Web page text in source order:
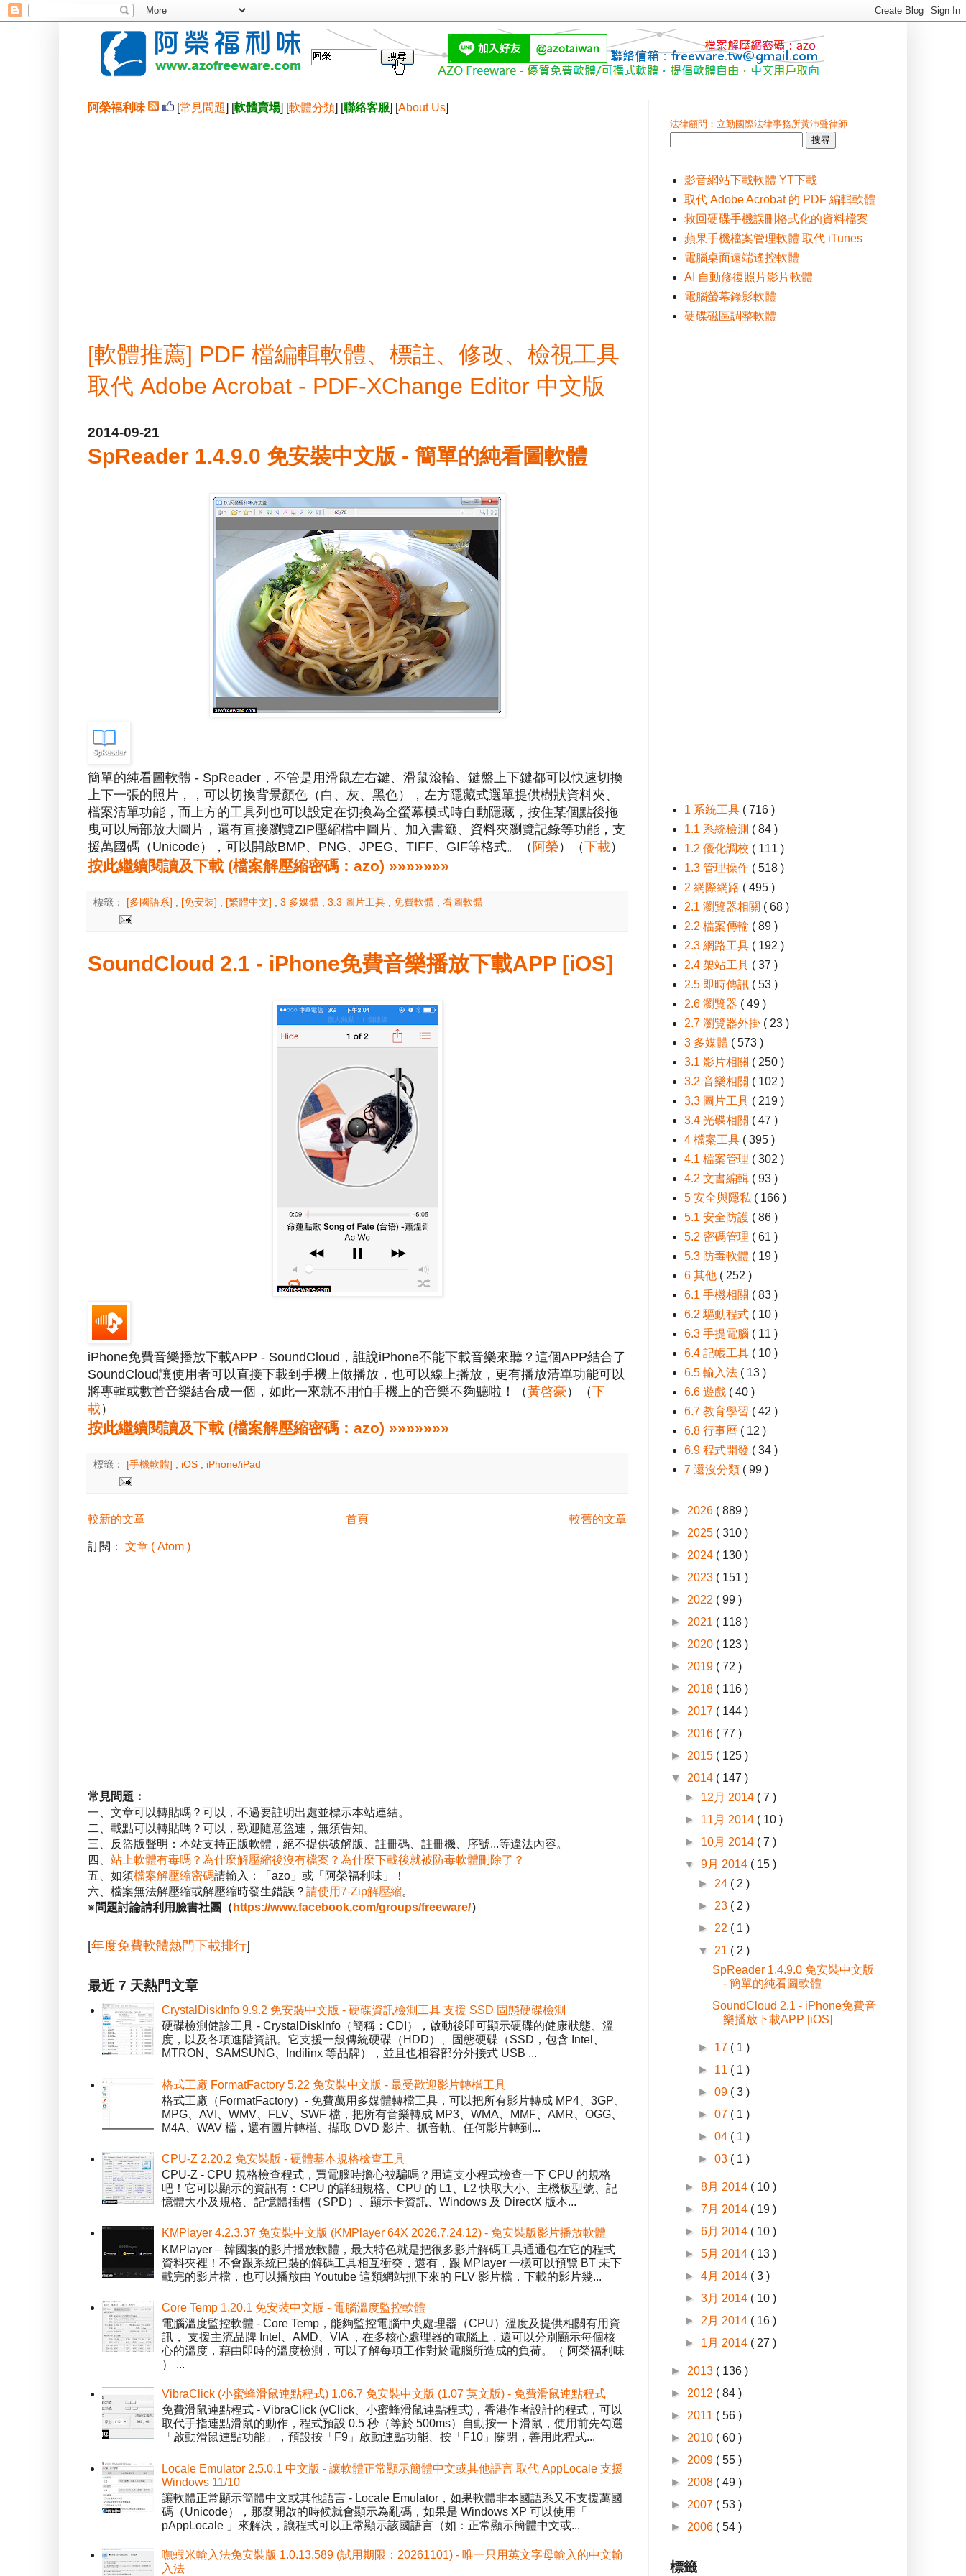
阿榮福利味 [常見問題] [軟體賣場] [軟體分類] [聯絡客服] [About Us]
[軟體推薦] PDF 檔編輯軟體、標註、修改、檢視工具
取代 Adobe Acrobat - PDF-XChange Editor 中文版
2014-09-21
SpReader 1.4.9.0 免安裝中文版 - 簡單的純看圖軟體
簡單的純看圖軟體 - SpReader，不管是用滑鼠左右鍵、滑鼠滾輪、鍵盤上下鍵都可以快速切換
上下一張的照片，，可以切換背景顏色（白、灰、黑色），左方隱藏式選單提供樹狀資料夾、
檔案清單功能，而上方的工具列也可以設定在切換為全螢幕模式時自動隱藏，按住某個點後拖
曳可以局部放大圖片，還有直接瀏覽ZIP壓縮檔中圖片、加入書籤、資料夾瀏覽記錄等功能，支
援萬國碼（Unicode），可以開啟BMP、PNG、JPEG、TIFF、GIF等格式。（ 阿榮 ）（下載）
按此繼續閱讀及下載 (檔案解壓縮密碼：azo) »»»»»»»
標籤： [多國語系] [免安裝] [繁體中文] 3 多媒體 3.3 圖片工具 免費軟體 看圖軟體
SoundCloud 2.1 - iPhone免費音樂播放下載APP [iOS]
iPhone免費音樂播放下載APP - SoundCloud，誰說iPhone不能下載音樂來聽？這個APP結合了
SoundCloud讓使用者可以直接下載到手機上做播放，也可以線上播放，更有播放清單功能可以
將專輯或數首音樂結合成一個，如此一來就不用怕手機上的音樂不夠聽啦！（黃啓豪 ）（下
載）
按此繼續閱讀及下載 (檔案解壓縮密碼：azo) »»»»»»»
標籤： [手機軟體] iOS iPhone/iPad
較新的文章 較舊的文章
首頁
訂閱： 文章 ( Atom )
常見問題：
一、文章可以轉貼嗎？可以，不過要註明出處並標示本站連結。
二、載點可以轉貼嗎？可以，歡迎隨意盜連，無須告知。
三、反盜版聲明：本站支持正版軟體，絕不提供破解版、註冊碼、註冊機、序號...等違法內容。
四、 站上軟體有毒嗎？為什麼解壓縮後沒有檔案？為什麼下載後就被防毒軟體刪除了？
五、如須檔案解壓縮密碼請輸入：「azo」或「阿榮福利味」！
六、檔案無法解壓縮或解壓縮時發生錯誤？ 請使用7-Zip解壓縮。
※問題討論請利用臉書社團（ https://www.facebook.com/groups/freeware/）
[年度免費軟體熱門下載排行]
最近 7 天熱門文章
CrystalDiskInfo 9.9.2 免安裝中文版 - 硬碟資訊檢測工具 支援 SSD 固態硬碟檢測
硬碟檢測健診工具 - CrystalDiskInfo（簡稱：CDI），啟動後即可顯示硬碟的健康狀態、溫
度，以及各項進階資訊。它支援一般傳統硬碟（HDD）、固態硬碟（SSD，包含 Intel、
MTRON、SAMSUNG、Indilinx 等品牌），並且也相容部分外接式 USB ...
格式工廠 FormatFactory 5.22 免安裝中文版 - 最受歡迎影片轉檔工具
格式工廠（FormatFactory）- 免費萬用多媒體轉檔工具，可以把所有影片轉成 MP4、3GP、
MPG、AVI、WMV、FLV、SWF 檔，把所有音樂轉成 MP3、WMA、MMF、AMR、OGG、
M4A、WAV 檔，還有圖片轉檔、擷取 DVD 影片、抓音軌、任何影片轉到...
CPU-Z 2.20.2 免安裝版 - 硬體基本規格檢查工具
CPU-Z - CPU 規格檢查程式，買電腦時擔心被騙嗎？用這支小程式檢查一下 CPU 的規格
吧！它可以顯示的資訊有：CPU 的詳細規格、CPU 的 L1、L2 快取大小、主機板型號、記
憶體大小及規格、記憶體插槽（SPD）、顯示卡資訊、Windows 及 DirectX 版本...
KMPlayer 4.2.3.37 免安裝中文版 (KMPlayer 64X 2026.7.24.12) - 免安裝版影片播放軟體
KMPlayer – 韓國製的影片播放軟體，最大特色就是把很多影片解碼工具通通包在它的程式
資料夾裡！不會跟系統已裝的解碼工具相互衝突，還有，跟 MPlayer 一樣可以預覽 BT 未下
載完的影片檔，也可以播放由 Youtube 這類網站抓下來的 FLV 影片檔，下載的影片幾...
Core Temp 1.20.1 免安裝中文版 - 電腦溫度監控軟體
電腦溫度監控軟體 - Core Temp，能夠監控電腦中央處理器（CPU）溫度及提供相關有用資
訊， 支援主流品牌 Intel、AMD、VIA ，在多核心處理器的電腦上，還可以分別顯示每個核
心的溫度，藉由即時的溫度檢測，可以了解每項工作對於電腦所造成的負荷。（ 阿榮福利味
） ...
VibraClick (小蜜蜂滑鼠連點程式) 1.06.7 免安裝中文版 (1.07 英文版) - 免費滑鼠連點程式
免費滑鼠連點程式 - VibraClick (vClick、小蜜蜂滑鼠連點程式)，香港作者設計的程式，可以
取代手指連點滑鼠的動作，程式預設 0.5 秒（等於 500ms）自動按一下滑鼠，使用前先勾選
「啟動滑鼠連點功能」，預設按「F9」啟動連點功能、按「F10」關閉，善用此程式...
Locale Emulator 2.5.0.1 中文版 - 讓軟體正常顯示簡體中文或其他語言 取代 AppLocale 支援
Windows 11/10
讓軟體正常顯示簡體中文或其他語言 - Locale Emulator，如果軟體非本國語系又不支援萬國
碼（Unicode），那麼開啟的時候就會顯示為亂碼，如果是 Windows XP 可以使用「
pAppLocale 」來解決，讓程式可以正常顯示該國語言（如：正常顯示簡體中文或...
嘸蝦米輸入法免安裝版 1.0.13.589 (試用期限：20261101) - 唯一只用英文字母輸入的中文輸
入法
法律顧問：立勤國際法律事務所黃沛聲律師
影音網站下載軟體 YT下載
取代 Adobe Acrobat 的 PDF 編輯軟體
救回硬碟手機誤刪格式化的資料檔案
蘋果手機檔案管理軟體 取代 iTunes
電腦桌面遠端遙控軟體
AI 自動修復照片影片軟體
電腦螢幕錄影軟體
硬碟磁區調整軟體
1 系統工具 ( 716 )
1.1 系統檢測 ( 84 )
1.2 優化調校 ( 111 )
1.3 管理操作 ( 518 )
2 網際網路 ( 495 )
2.1 瀏覽器相關 ( 68 )
2.2 檔案傳輸 ( 89 )
2.3 網路工具 ( 192 )
2.4 架站工具 ( 37 )
2.5 即時傳訊 ( 53 )
2.6 瀏覽器 ( 49 )
2.7 瀏覽器外掛 ( 23 )
3 多媒體 ( 573 )
3.1 影片相關 ( 250 )
3.2 音樂相關 ( 102 )
3.3 圖片工具 ( 219 )
3.4 光碟相關 ( 47 )
4 檔案工具 ( 395 )
4.1 檔案管理 ( 302 )
4.2 文書編輯 ( 93 )
5 安全與隱私 ( 166 )
5.1 安全防護 ( 86 )
5.2 密碼管理 ( 61 )
5.3 防毒軟體 ( 19 )
6 其他 ( 252 )
6.1 手機相關 ( 83 )
6.2 驅動程式 ( 10 )
6.3 手提電腦 ( 11 )
6.4 記帳工具 ( 10 )
6.5 輸入法 ( 13 )
6.6 遊戲 ( 40 )
6.7 教育學習 ( 42 )
6.8 行事曆 ( 12 )
6.9 程式開發 ( 34 )
7 還沒分類 ( 99 )
► 2026 ( 889 )
► 2025 ( 310 )
► 2024 ( 130 )
► 2023 ( 151 )
► 2022 ( 99 )
► 2021 ( 118 )
► 2020 ( 123 )
► 2019 ( 72 )
► 2018 ( 116 )
► 2017 ( 144 )
► 2016 ( 77 )
► 2015 ( 125 )
▼ 2014 ( 147 )
► 12月 2014 ( 7 )
► 11月 2014 ( 10 )
► 10月 2014 ( 7 )
▼9月 2014 ( 15 )
► 24 ( 2 )
► 23 ( 2 )
► 22 ( 1 )
▼ 21 ( 2 )
SpReader 1.4.9.0 免安裝中文版
- 簡單的純看圖軟體
SoundCloud 2.1 - iPhone免費音
樂播放下載APP [iOS]
► 17 ( 1 )
► 11 ( 1 )
►09 ( 3 )
►07 ( 1 )
►04 ( 1 )
►03 ( 1 )
►8月 2014 ( 10 )
►7月 2014 ( 19 )
►6月 2014 ( 10 )
►5月 2014 ( 13 )
►4月 2014 ( 3 )
►3月 2014 ( 10 )
► 2月 2014 ( 16 )
► 1月 2014 ( 27 )
► 2013 ( 136 )
► 2012 ( 84 )
► 2011 ( 56 )
► 2010 ( 60 )
► 2009 ( 55 )
► 2008 ( 49 )
► 2007 ( 53 )
► 2006 ( 54 )
標籤